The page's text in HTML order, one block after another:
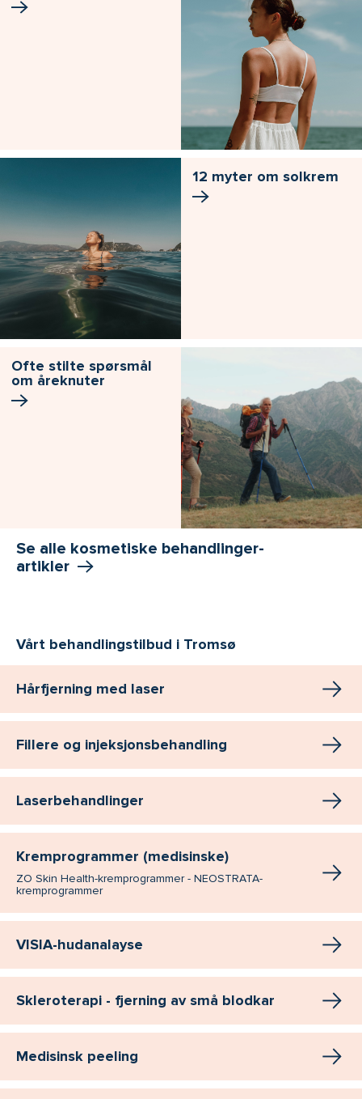
12 myter om solkrem
Ofte stilte spørsmål
om åreknuter
Se alle kosmetiske behandlinger-
artikler
Vårt behandlingstilbud i Tromsø
Hårfjerning med laser
Fillere og injeksjonsbehandling
Laserbehandlinger
Kremprogrammer (medisinske)
ZO Skin Health-kremprogrammer - NEOSTRATA-
kremprogrammer
VISIA-hudanalayse
Skleroterapi - fjerning av små blodkar
Medisinsk peeling